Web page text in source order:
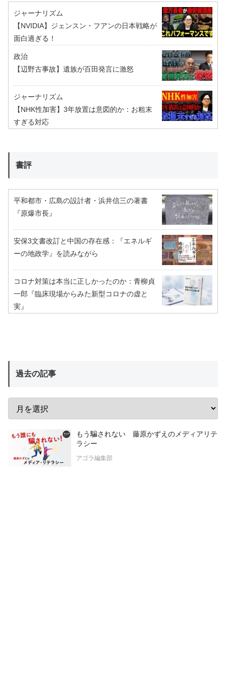
ジャーナリズム
【NVIDIA】ジェンスン・フアンの日本戦略が
面白過ぎる！
政治
【辺野古事故】遺族が百田発言に激怒
ジャーナリズム
【NHK性加害】3年放置は意図的か：お粗末
すぎる対応
書評
平和都市・広島の設計者・浜井信三の著書
『原爆市長』
安保3文書改訂と中国の存在感：『エネルギ
ーの地政学』を読みながら
コロナ対策は本当に正しかったのか：青柳貞
一郎『臨床現場からみた新型コロナの虚と
実』
過去の記事
もう騙されない 藤原かずえのメディアリテ
ラシー
アゴラ編集部